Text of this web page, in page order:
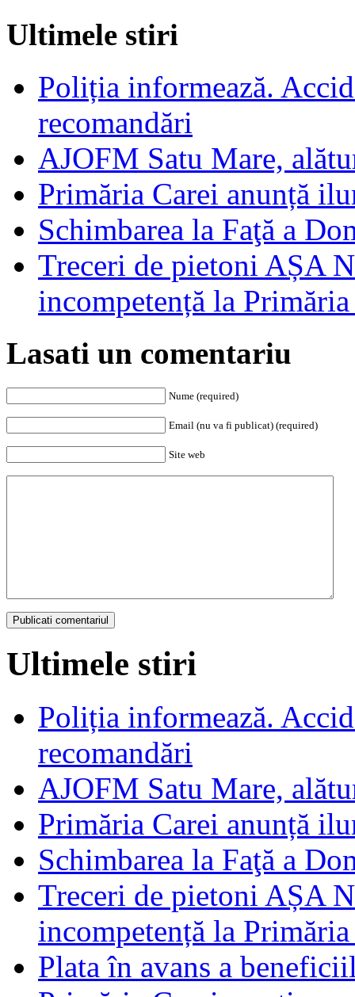
Ultimele stiri
Poliția informează.
recomandări
AJOFM Satu Mare,
Primăria Carei anunță
Schimbarea la Faţă a
Treceri de pietoni AȘA
incompetență la
Lasati un comentariu
Nume (required)
Email (nu va fi publicat) (required)
Site web
Ultimele stiri
Poliția informează.
recomandări
AJOFM Satu Mare,
Primăria Carei anunță
Schimbarea la Faţă a
Treceri de pietoni AȘA
incompetență la
Plata în avans a